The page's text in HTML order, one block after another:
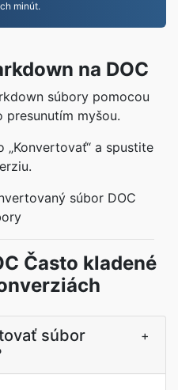
minút.
na DOC
súbory pomocou
presunutím myšou.
a spustite
súbor DOC
Často kladené
súbor
+